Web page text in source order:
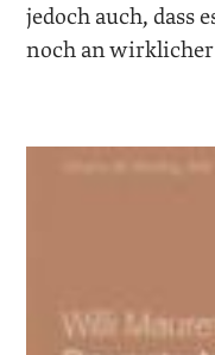
jedoch auch, dass
noch an